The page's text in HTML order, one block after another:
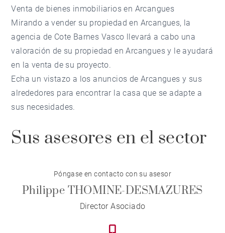
Venta de bienes inmobiliarios en Arcangues
Mirando a vender su propiedad en Arcangues, la
agencia de Cote Barnes Vasco llevará a cabo una
valoración de su propiedad en Arcangues y le ayudará
en la venta de su proyecto.
Echa un vistazo a los anuncios de Arcangues y sus
alrededores para encontrar la casa que se adapte a
sus necesidades.
Sus asesores en el sector
Póngase en contacto con su asesor
Philippe THOMINE-DESMAZURES
Director Asociado